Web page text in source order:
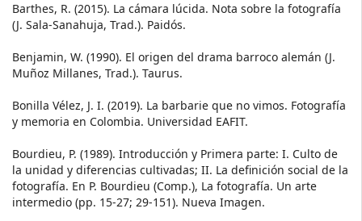
Barthes, R. (2015). La cámara lúcida. Nota sobre la fotografía
(J. Sala-Sanahuja, Trad.). Paidós.
Benjamin, W. (1990). El origen del drama barroco alemán (J.
Muñoz Millanes, Trad.). Taurus.
Bonilla Vélez, J. I. (2019). La barbarie que no vimos. Fotografía
y memoria en Colombia. Universidad EAFIT.
Bourdieu, P. (1989). Introducción y Primera parte: I. Culto de
la unidad y diferencias cultivadas; II. La definición social de la
fotografía. En P. Bourdieu (Comp.), La fotografía. Un arte
intermedio (pp. 15-27; 29-151). Nueva Imagen.